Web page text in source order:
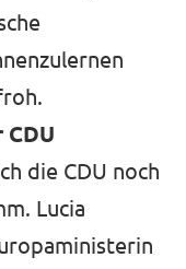
die CDU noch
Lucia